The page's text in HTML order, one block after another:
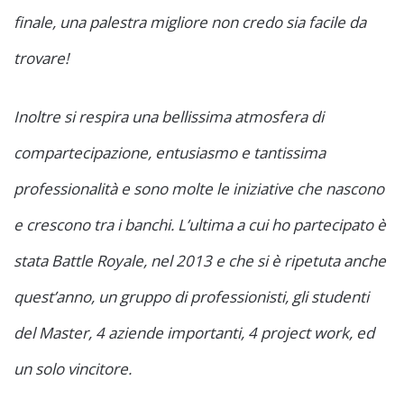
finale, una palestra migliore non credo sia facile da
trovare!
Inoltre si respira una bellissima atmosfera di
compartecipazione, entusiasmo e tantissima
professionalità e sono molte le iniziative che nascono
e crescono tra i banchi. L’ultima a cui ho partecipato è
stata Battle Royale, nel 2013 e che si è ripetuta anche
quest’anno, un gruppo di professionisti, gli studenti
del Master, 4 aziende importanti, 4 project work, ed
un solo vincitore.